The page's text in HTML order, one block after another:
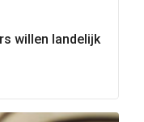
willen landelijk